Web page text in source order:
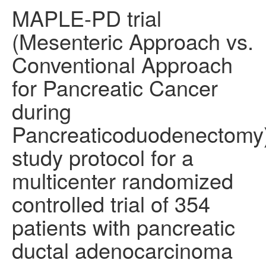
MAPLE-PD trial
(Mesenteric Approach vs.
Conventional Approach
for Pancreatic Cancer
during
study protocol for a
multicenter randomized
controlled trial of 354
patients with pancreatic
ductal adenocarcinoma